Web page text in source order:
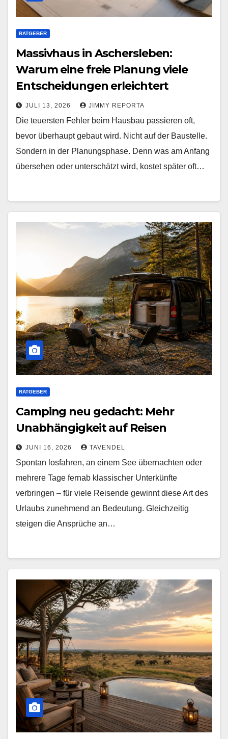
RATGEBER
Massivhaus in Aschersleben:
Warum eine freie Planung viele
Entscheidungen erleichtert
JULI 13, 2026 JIMMY REPORTA
Die teuersten Fehler beim Hausbau passieren oft,
bevor überhaupt gebaut wird. Nicht auf der Baustelle.
Sondern in der Planungsphase. Denn was am Anfang
übersehen oder unterschätzt wird, kostet später oft…
RATGEBER
Camping neu gedacht: Mehr
Unabhängigkeit auf Reisen
JUNI 16, 2026 TAVENDEL
Spontan losfahren, an einem See übernachten oder
mehrere Tage fernab klassischer Unterkünfte
verbringen – für viele Reisende gewinnt diese Art des
Urlaubs zunehmend an Bedeutung. Gleichzeitig
steigen die Ansprüche an…